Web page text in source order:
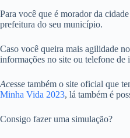
Para você que é morador da
prefeitura do seu município.
Caso você queira mais agilidade
informações no site ou telefone de
Acesse também o site oficial que
Minha Vida 2023, lá também é
Consigo fazer uma simulação?